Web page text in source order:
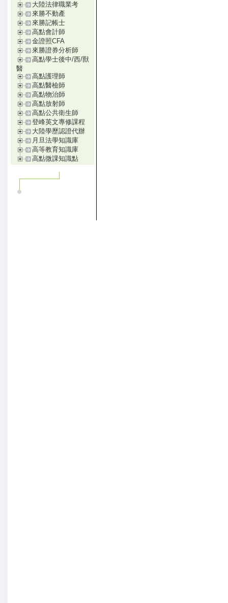
大陸法律職業考
來勝不動產
來勝記帳士
高點會計師
金證照CFA
來勝證券分析師
高點學士後中/西/獸
醫
高點護理師
高點醫檢師
高點物治師
高點放射師
高點公共衛生師
登峰英文專修課程
大陸學歷認證代辦
月旦法學知識庫
高等教育知識庫
高點微課知識點